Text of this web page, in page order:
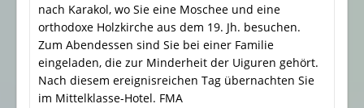
nach Karakol, wo Sie eine Moschee und eine
orthodoxe Holzkirche aus dem 19. Jh. besuchen.
Zum Abendessen sind Sie bei einer Familie
eingeladen, die zur Minderheit der Uiguren gehört.
Nach diesem ereignisreichen Tag übernachten Sie
im Mittelklasse-Hotel. FMA